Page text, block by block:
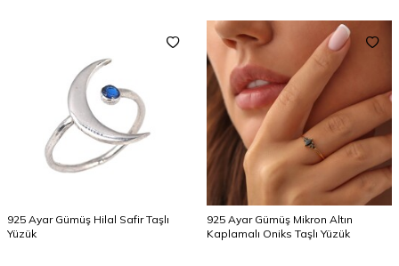
925 Ayar Gümüş Hilal Safir Taşlı
Yüzük
925 Ayar Gümüş Mikron Altın
Kaplamalı Oniks Taşlı Yüzük